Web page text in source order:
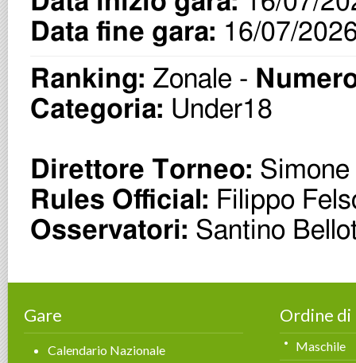
Gare
Calendario Nazionale
Ordine
Maschile